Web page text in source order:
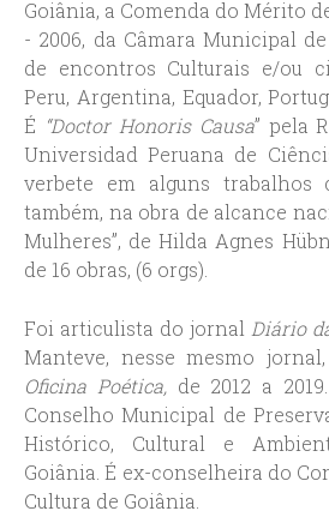
Goiânia, a Comenda do Mérito
- 2006, da Câmara Municipal
de encontros Culturais e/ou
Peru, Argentina, Equador,
É “Doctor Honoris Causa” pela
Universidad Peruana de
verbete em alguns trabalhos
também, na obra de alcance
Mulheres”, de Hilda Agnes
de 16 obras, (6 orgs).
Foi articulista do jornal Diário
Manteve, nesse mesmo
Oficina Poética,de 2012 a
Conselho Municipal de
Histórico, Cultural e
Goiânia. É ex-conselheira do
Cultura de Goiânia.